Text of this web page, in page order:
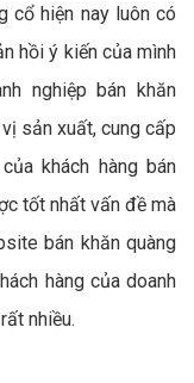
cổ hiện nay luôn có
hồi ý kiến của mình
nghiệp bán khăn
sản xuất, cung cấp
khách hàng bán
tốt nhất vấn đề mà
bán khăn quàng
hàng của doanh
nhiều.